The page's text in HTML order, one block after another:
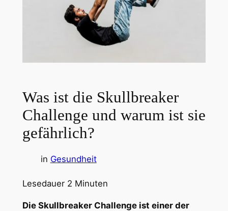
Was ist die Skullbreaker
Challenge und warum ist sie
gefährlich?
in Gesundheit
Lesedauer 2 Minuten
Die Skullbreaker Challenge ist einer der